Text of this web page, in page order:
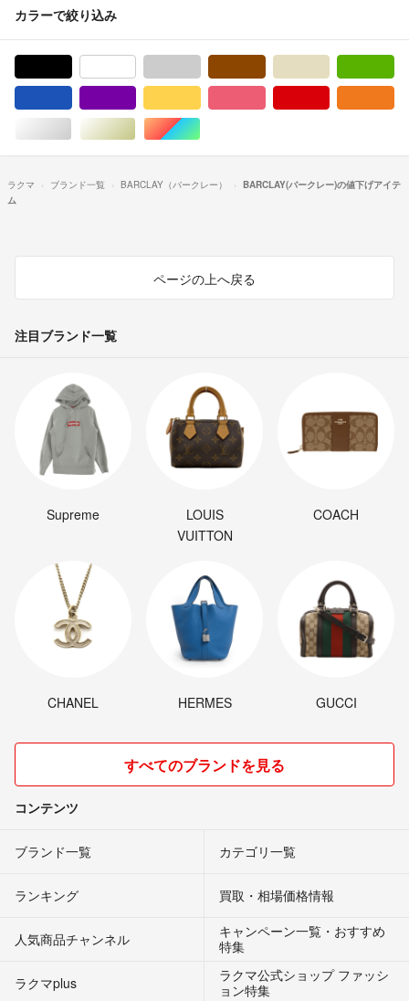
カラーで絞り込み
シルバー/銀色系ゴールド/金色系マルチカラー
ラクマ ブランド一覧 BARCLAY（バークレー）
BARCLAY(バークレー)の値下げアイテ
ム
ページの上へ戻る
注目ブランド一覧
Supreme
LOUIS
VUITTON
COACH
CHANEL HERMES GUCCI
すべてのブランドを見る
コンテンツ
ブランド一覧 カテゴリ一覧
ランキング 買取・相場価格情報
人気商品チャンネル
キャンペーン一覧・おすすめ
特集
ラクマplus
ラクマ公式ショップ ファッシ
ョン特集